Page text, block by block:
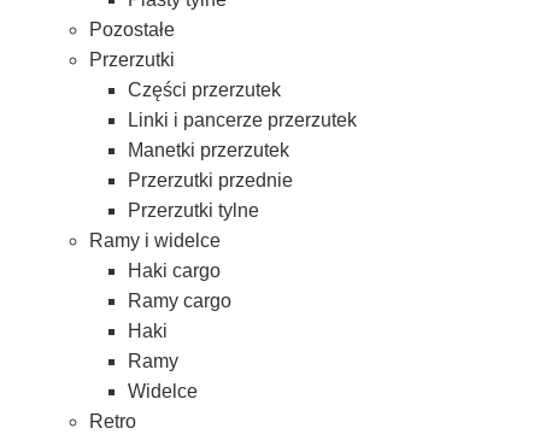
Pozostałe
Przerzutki
Części przerzutek
Linki i pancerze przerzutek
Manetki przerzutek
Przerzutki przednie
Przerzutki tylne
Ramy i widelce
Haki cargo
Ramy cargo
Haki
Ramy
Widelce
Retro